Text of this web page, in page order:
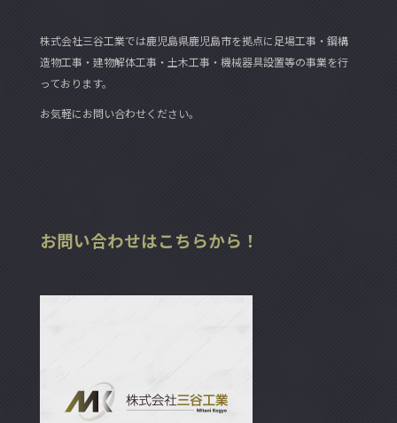
株式会社三谷工業では鹿児島県鹿児島市を拠点に足場工事・鋼構
造物工事・建物解体工事・土木工事・機械器具設置等の事業を行
っております。
お気軽にお問い合わせください。
お問い合わせはこちらから！